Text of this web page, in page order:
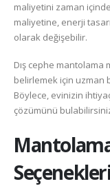
maliyetini zaman
maliyetine, enerji
olarak değişebilir.
Dış cephe
belirlemek için uzman
Böylece, evinizin
çözümünü